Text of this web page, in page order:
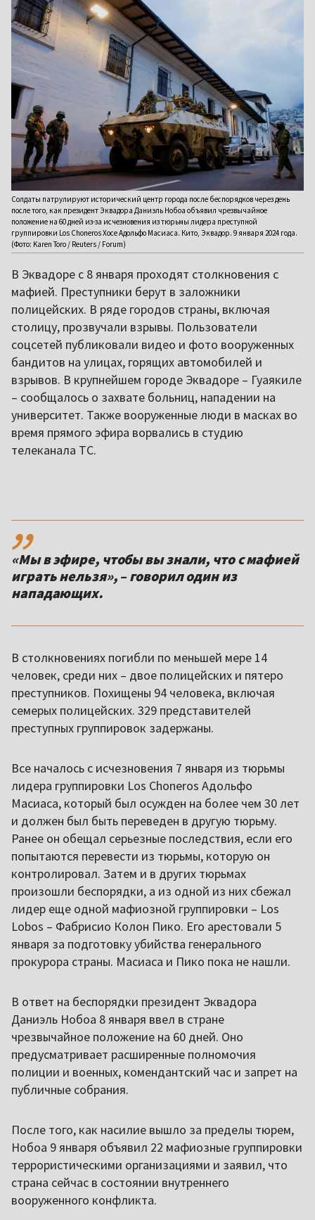
Солдаты патрулируют исторический центр города после беспорядков через день
после того, как президент Эквадора Даниэль Нобоа объявил чрезвычайное
положение на 60 дней из-за исчезновения из тюрьмы лидера преступной
группировки Los Choneros Хосе Адольфо Масиаса. Кито, Эквадор. 9 января 2024 года.
(Фото: Karen Toro / Reuters / Forum)
В Эквадоре с 8 января проходят столкновения с
мафией. Преступники берут в заложники
полицейских. В ряде городов страны, включая
столицу, прозвучали взрывы. Пользователи
соцсетей публиковали видео и фото вооруженных
бандитов на улицах, горящих автомобилей и
взрывов. В крупнейшем городе Эквадоре – Гуаякиле
– сообщалось о захвате больниц, нападении на
университет. Также вооруженные люди в масках во
время прямого эфира ворвались в студию
телеканала TC.
,,
«Мы в эфире, чтобы вы знали, что с мафией
играть нельзя», – говорил один из
нападающих.
В столкновениях погибли по меньшей мере 14
человек, среди них – двое полицейских и пятеро
преступников. Похищены 94 человека, включая
семерых полицейских. 329 представителей
преступных группировок задержаны.
Все началось с исчезновения 7 января из тюрьмы
лидера группировки Los Choneros Адольфо
Масиаса, который был осужден на более чем 30 лет
и должен был быть переведен в другую тюрьму.
Ранее он обещал серьезные последствия, если его
попытаются перевести из тюрьмы, которую он
контролировал. Затем и в других тюрьмах
произошли беспорядки, а из одной из них сбежал
лидер еще одной мафиозной группировки – Los
Lobos – Фабрисио Колон Пико. Его арестовали 5
января за подготовку убийства генерального
прокурора страны. Масиаса и Пико пока не нашли.
В ответ на беспорядки президент Эквадора
Даниэль Нобоа 8 января ввел в стране
чрезвычайное положение на 60 дней. Оно
предусматривает расширенные полномочия
полиции и военных, комендантский час и запрет на
публичные собрания.
После того, как насилие вышло за пределы тюрем,
Нобоа 9 января объявил 22 мафиозные группировки
террористическими организациями и заявил, что
страна сейчас в состоянии внутреннего
вооруженного конфликта.